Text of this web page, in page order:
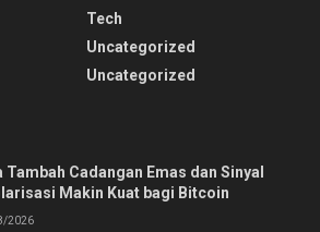
Tech
Uncategorized
Uncategorized
Tambah Cadangan Emas dan Sinyal
Makin Kuat bagi Bitcoin
2026